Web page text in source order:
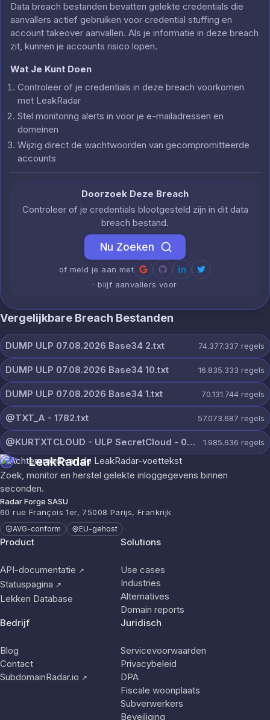
Data breach bestanden bevatten gelekte credentials die
aanvallers actief gebruiken voor credential stuffing en
account takeover aanvallen. Als je informatie in deze breach
zit, kunnen je accounts risico lopen.
Wat Je Kunt Doen
Controleer of je credentials in deze breach voorkomen
met LeakRadar
Stel monitoring alerts in voor je e-mailadressen en
domeinen
Wijzig direct de wachtwoorden van gecompromitteerde
accounts
Doorzoek Deze Breach
Controleer of je credentials blootgesteld zijn in dit data
breach bestand.
Nu Zoeken
of meld je aan met
· blijf aanvallers voor
Vergelijkbare Breach Bestanden
DUMP ULP 07.08.2026 Base34 2.txt 74.377.337 regels
DUMP ULP 07.08.2026 Base34 10.txt 16.835.333 regels
DUMP ULP 07.08.2026 Base34 1.txt 70.131.744 regels
@TXT_A - 1782.txt 57.073.687 regels
@KURTXTCLOUD - ULP SecretCloud - 07 August 2026.txt 1.985.636 regels
LeakRadar
Zoek, monitor en herstel gelekte inloggegevens binnen
seconden.
Radar Forge SASU
60 rue François 1er, 75008 Parijs, Frankrijk
AVG-conform EU-gehost
Product
API-documentatie ↗
Statuspagina ↗
Lekken Database
Solutions
Use cases
Industries
Alternatives
Domain reports
Bedrijf
Blog
Contact
SubdomainRadar.io ↗
Juridisch
Servicevoorwaarden
Privacybeleid
DPA
Fiscale woonplaats
Subverwerkers
Beveiliging